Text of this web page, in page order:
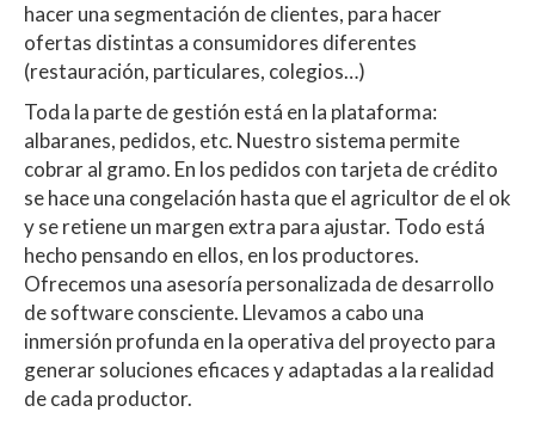
hacer una segmentación de clientes, para hacer
ofertas distintas a consumidores diferentes
(restauración, particulares, colegios…)
Toda la parte de gestión está en la plataforma:
albaranes, pedidos, etc. Nuestro sistema permite
cobrar al gramo. En los pedidos con tarjeta de crédito
se hace una congelación hasta que el agricultor de el ok
y se retiene un margen extra para ajustar. Todo está
hecho pensando en ellos, en los productores.
Ofrecemos una asesoría personalizada de desarrollo
de software consciente. Llevamos a cabo una
inmersión profunda en la operativa del proyecto para
generar soluciones eficaces y adaptadas a la realidad
de cada productor.